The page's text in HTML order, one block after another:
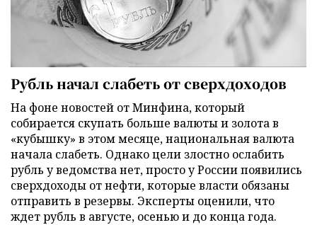
Рубль начал слабеть от сверхдоходов
На фоне новостей от Минфина, который
собирается скупать больше валюты и золота в
«кубышку» в этом месяце, национальная валюта
начала слабеть. Однако цели злостно ослабить
рубль у ведомства нет, просто у России появились
сверхдоходы от нефти, которые власти обязаны
отправить в резервы. Эксперты оценили, что
ждет рубль в августе, осенью и до конца года.